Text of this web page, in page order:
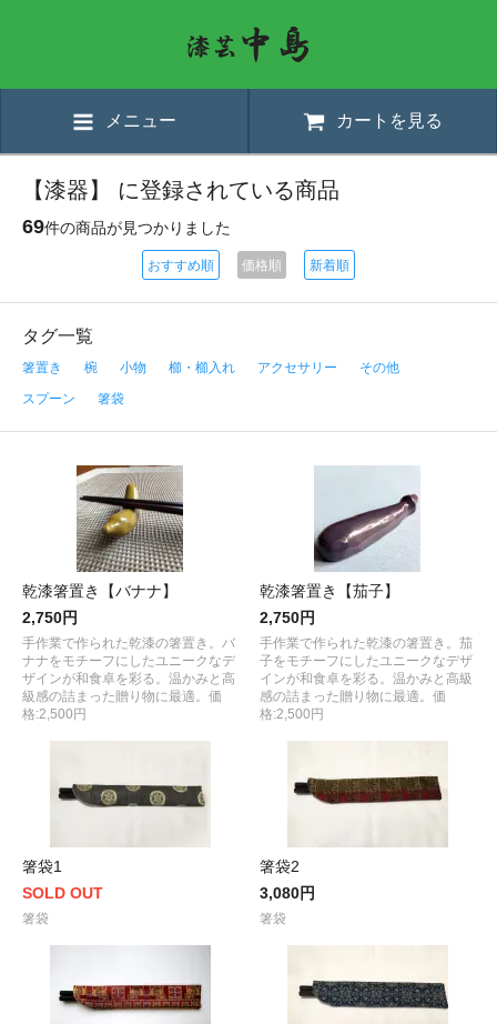
メニュー カートを見る
【漆器】 に登録されている商品
69件の商品が見つかりました
おすすめ順 価格順 新着順
タグ一覧
箸置き 椀 小物 櫛・櫛入れ アクセサリー
その他
スプーン
箸袋
乾漆箸置き【バナナ】
2,750円
手作業で作られた乾漆の箸置き。バ
ナナをモチーフにしたユニークなデ
ザインが和食卓を彩る。温かみと高
級感の詰まった贈り物に最適。価
格:2,500円
乾漆箸置き【茄子】
2,750円
手作業で作られた乾漆の箸置き。茄
子をモチーフにしたユニークなデザ
インが和食卓を彩る。温かみと高級
感の詰まった贈り物に最適。価
格:2,500円
箸袋1
SOLD OUT
箸袋
箸袋2
3,080円
箸袋